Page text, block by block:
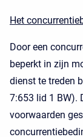
Het
Door een
beperkt in zijn
dienst te treden
7:653 lid 1 BW).
voorwaarden